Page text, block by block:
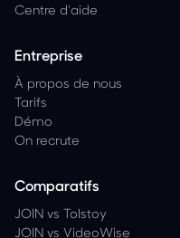
Centre d'aide
Entreprise
À propos de nous
Tarifs
Démo
On recrute
Comparatifs
JOIN vs Tolstoy
JOIN vs VideoWise